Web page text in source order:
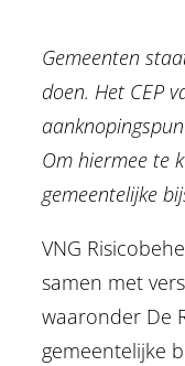
Gemeenten
doen. Het CEP
Om hiermee te
gemeentelijke
VNG
samen met
waaronder De
gemeentelijke